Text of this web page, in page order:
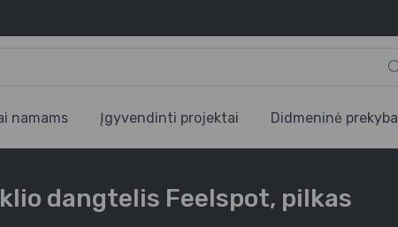
namams Įgyvendinti projektai Didmeninė prekyba
dangtelis Feelspot, pilkas